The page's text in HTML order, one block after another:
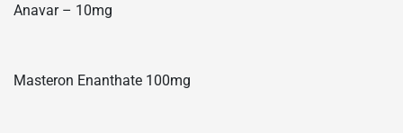
Anavar – 10mg
Masteron Enanthate 100mg